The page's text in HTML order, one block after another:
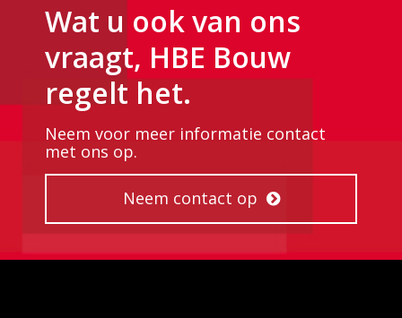
Wat u ook van ons
vraagt, HBE Bouw
regelt het.
Neem voor meer informatie contact
met ons op.
Neem contact op